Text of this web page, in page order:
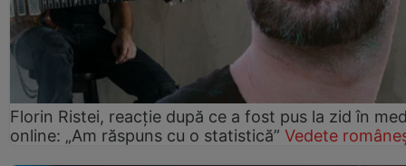
Florin Ristei, reacție după ce a fost pus la zid în
online: „Am răspuns cu o statistică” Vedete